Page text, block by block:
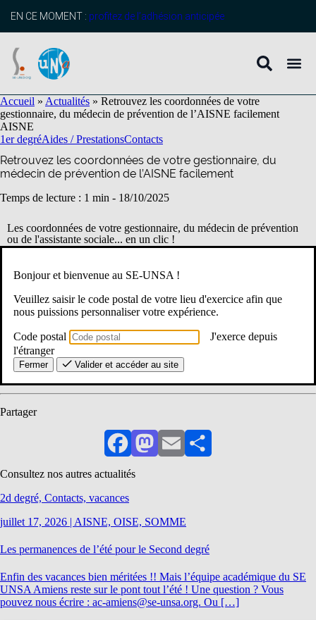
principal
EN CE MOMENT : profitez de l’adhésion anticipée
Accueil » Actualités » Retrouvez les coordonnées de votre
gestionnaire, du médecin de prévention de l’AISNE facilement
AISNE
1er degréAides / PrestationsContacts
Retrouvez les coordonnées de votre gestionnaire, du
médecin de prévention de l’AISNE facilement
Temps de lecture : 1 min - 18/10/2025
Les coordonnées de votre gestionnaire, du médecin de prévention
ou de l'assistante sociale... en un clic !
Les gestionnaires des enseignants 1er degré et des AESH, le
en faveur des personnels : toutes les coordonnées au même endroit
tout le temps pour vous faciliter la rechercheen cliquant ICI
Attention, parfois les noms des personnels peuvent changer mais
les coordonnées restent les mêmes.
Partager
FacebookMastodon
EmailPartager
Consultez nos autres actualités
2d degré, Contacts, vacances
juillet 17, 2026 | AISNE, OISE, SOMME
Les permanences de l’été pour le Second degré
Enfin des vacances bien méritées !! Mais l’équipe académique du SE
UNSA Amiens reste sur le pont tout l’été ! Une question ? Vous
pouvez nous écrire : ac-amiens@se-unsa.org. Ou […]
Bonjour et bienvenue au SE-UNSA !
Veuillez saisir le code postal de votre lieu d'exercice afin que
nous puissions personnaliser votre expérience.
Code postal
J'exerce depuis
l'étranger
Fermer Valider et accéder au site